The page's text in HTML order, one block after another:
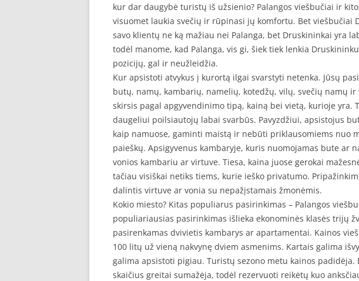
kur dar daugybė turistų iš užsienio? Palangos viešbučiai ir
visuomet laukia svečių ir rūpinasi jų komfortu. Bet viešbučiai
savo klientų ne ką mažiau nei Palanga, bet Druskininkai yra
todėl manome, kad Palanga, vis gi, šiek tiek lenkia
pozicijų, gal ir neužleidžia.
Kur apsistoti atvykus į kurortą ilgai svarstyti netenka. Jūsų
butų, namų, kambarių, namelių, kotedžų, vilų, svečių namų ir
skirsis pagal apgyvendinimo tipą, kainą bei vietą, kurioje yra.
daugeliui poilsiautojų labai svarbūs. Pavyzdžiui, apsistojus
kaip namuose, gaminti maistą ir nebūti priklausomiems nuo
paieškų. Apsigyvenus kambaryje, kuris nuomojamas bute ar
vonios kambariu ar virtuve. Tiesa, kaina juose gerokai
tačiau visiškai netiks tiems, kurie ieško privatumo.
dalintis virtuve ar vonia su nepažįstamais žmonėmis.
Kokio miesto? Kitas populiarus pasirinkimas – Palangos
populiariausias pasirinkimas išlieka ekonominės klasės trijų
pasirenkamas dvivietis kambarys ar apartamentai. Kainos
100 litų už vieną nakvynę dviem asmenims. Kartais galima
galima apsistoti pigiau. Turistų sezono metu kainos
skaičius greitai sumažėja, todėl rezervuoti reikėtų kuo